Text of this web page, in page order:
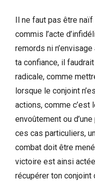
Il ne faut pas être
commis l’acte
remords ni
ta confiance, il
radicale, comme
lorsque le conjoint
actions, comme c’est
envoûtement ou
ces cas particuliers,
combat doit être
victoire est ainsi
récupérer ton conjoint